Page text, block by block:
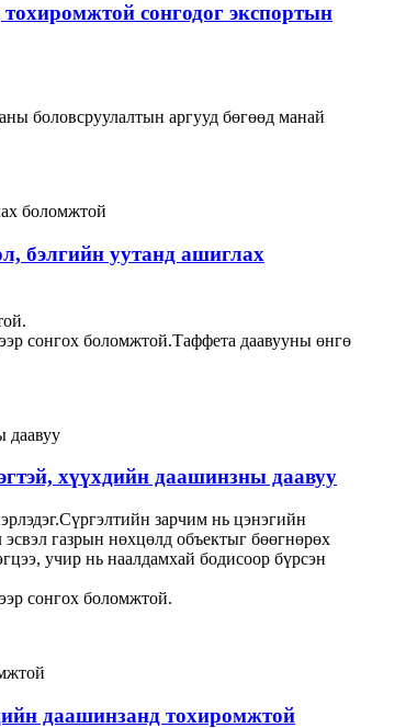
сонгодог экспортын
боловсруулалтын аргууд бөгөөд манай
бэлгийн уутанд ашиглах
сонгох боломжтой.Таффета даавууны өнгө
хүүхдийн даашинзны даавуу
зарчим нь цэнэгийн
газрын нөхцөлд объектыг бөөгнөрөх
учир нь наалдамхай бодисоор бүрсэн
сонгох боломжтой.
даашинзанд тохиромжтой